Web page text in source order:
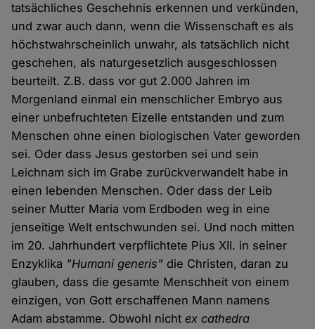
tatsächliches Geschehnis erkennen und verkünden,
und zwar auch dann, wenn die Wissenschaft es als
höchstwahrscheinlich unwahr, als tatsächlich nicht
geschehen, als naturgesetzlich ausgeschlossen
beurteilt. Z.B. dass vor gut 2.000 Jahren im
Morgenland einmal ein menschlicher Embryo aus
einer unbefruchteten Eizelle entstanden und zum
Menschen ohne einen biologischen Vater geworden
sei. Oder dass Jesus gestorben sei und sein
Leichnam sich im Grabe zurückverwandelt habe in
einen lebenden Menschen. Oder dass der Leib
seiner Mutter Maria vom Erdboden weg in eine
jenseitige Welt entschwunden sei. Und noch mitten
im 20. Jahrhundert verpflichtete Pius XII. in seiner
Enzyklika "Humani generis" die Christen, daran zu
glauben, dass die gesamte Menschheit von einem
einzigen, von Gott erschaffenen Mann namens
Adam abstamme. Obwohl nichtex cathedra